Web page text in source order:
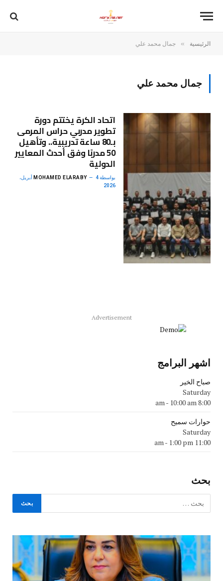
الرئيسية » جمال محمد علي
جمال محمد علي
اتحاد الكرة يختتم دورة
تطوير مدربي حراس المرمى
بـ80 ساعة تدريبية.. وتأهيل
50 مدربًا وفق أحدث المعايير
الدولية
بواسطة MOHAMED ELARABY 4 أبريل،
2026
Advertisement
اشهر البرامج
صباح الخير
Saturday
8:00 am
- 10:00 am
حوارات سميح
Saturday
11:00 am
- 1:00 pm
بحث